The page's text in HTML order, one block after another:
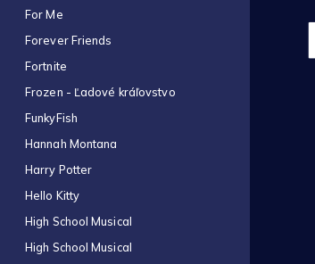
For Me
Forever Friends
Fortnite
Frozen - Ľadové kráľovstvo
FunkyFish
Hannah Montana
Harry Potter
Hello Kitty
High School Musical
High School Musical